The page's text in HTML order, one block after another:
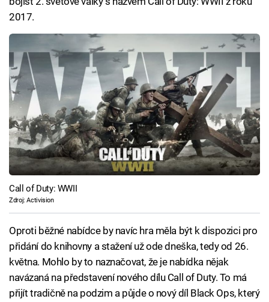
2017.
Call of Duty: WWII
Zdroj: Activision
Oproti běžné nabídce by navíc hra měla být k dispozici pro
přidání do knihovny a stažení už ode dneška, tedy od 26.
května. Mohlo by to naznačovat, že je nabídka nějak
navázaná na představení nového dílu Call of Duty. To má
přijít tradičně na podzim a půjde o nový díl Black Ops, který